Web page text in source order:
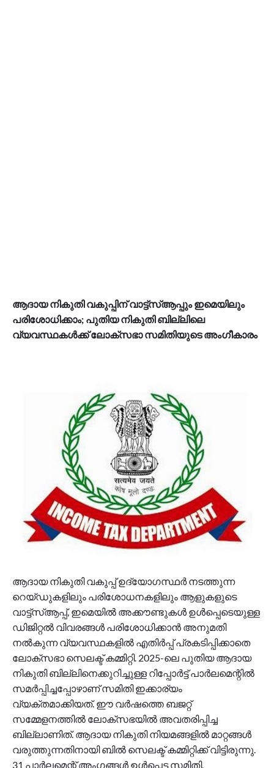
ആദായ നികുതി വകുപ്പിന് വാട്ട്സ്ആപ്പും ഇമെയിലും
പരിശോധിക്കാം; പുതിയ നികുതി ബില്ലിലെ
വ്യവസ്ഥകള്‍ക്ക് ലോക്‌സഭാ സമിതിയുടെ അംഗീകാരം
ആദായ നികുതി വകുപ്പ് ഉദ്യോഗസ്ഥര്‍ നടത്തുന്ന
റെയ്ഡുകളിലും പരിശോധനകളിലും ആളുകളുടെ
വാട്ട്സ്ആപ്പ്, ഇമെയില്‍ അക്കൗണ്ടുകള്‍ ഉള്‍പ്പെടെയുള്ള
ഡിജിറ്റല്‍ വിവരങ്ങള്‍ പരിശോധിക്കാന്‍ അനുമതി
നല്‍കുന്ന വ്യവസ്ഥകളില്‍ എതിര്‍പ്പ് പ്രകടിപ്പിക്കാതെ
ലോക്‌സഭാ സെലക്ട് കമ്മിറ്റി. 2025-ലെ പുതിയ ആദായ
നികുതി ബില്ലിനെക്കുറിച്ചുള്ള റിപ്പോര്‍ട്ട് പാര്‍ലമെന്റില്‍
സമര്‍പ്പിച്ചപ്പോഴാണ് സമിതി ഇക്കാര്യം
വ്യക്തമാക്കിയത്. ഈ വര്‍ഷത്തെ ബജറ്റ്
സമ്മേളനത്തില്‍ ലോക്‌സഭയില്‍ അവതരിപ്പിച്ച
ബില്ലാണിത്. ആദായ നികുതി നിയമങ്ങളില്‍ മാറ്റങ്ങള്‍
വരുത്തുന്നതിനായി ബില്‍ സെലക്ട് കമ്മിറ്റിക്ക് വിട്ടിരുന്നു.
31 പാര്‍ലമെന്റ് അംഗങ്ങള്‍ ഉള്‍പ്പെട്ട സമിതി,